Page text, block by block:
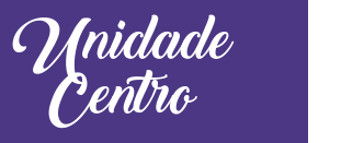
Unidade
Centro